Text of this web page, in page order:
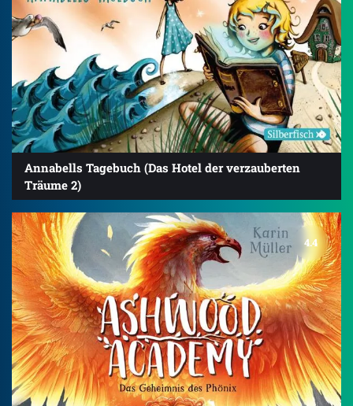
Annabells Tagebuch (Das Hotel der verzauberten
Träume 2)
4.4